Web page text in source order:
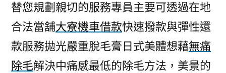
替您規劃親切的服務專員主要可透過在地
合法當舖大寮機車借款快速撥款與彈性還
款服務拋光嚴重脫毛膏日式美體想藉無痛
除毛解決中痛感最低的除毛方法，美景的